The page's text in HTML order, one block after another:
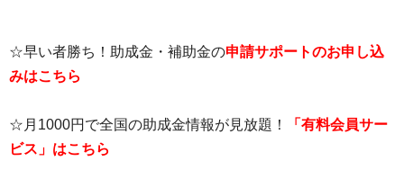
☆早い者勝ち！助成金・補助金の申請サポートのお申し込
みはこちら
☆月1000円で全国の助成金情報が見放題！
「有料会員サー
ビス」はこちら